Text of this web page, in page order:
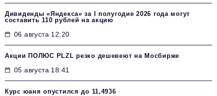
Дивиденды «Яндекса» за I полугодие 2026 года могут
составить 110 рублей на акцию
06 августа 12:20
Акции ПОЛЮС PLZL резко дешевеют на Мосбирже
05 августа 18:41
Курс юаня опустился до 11,4936